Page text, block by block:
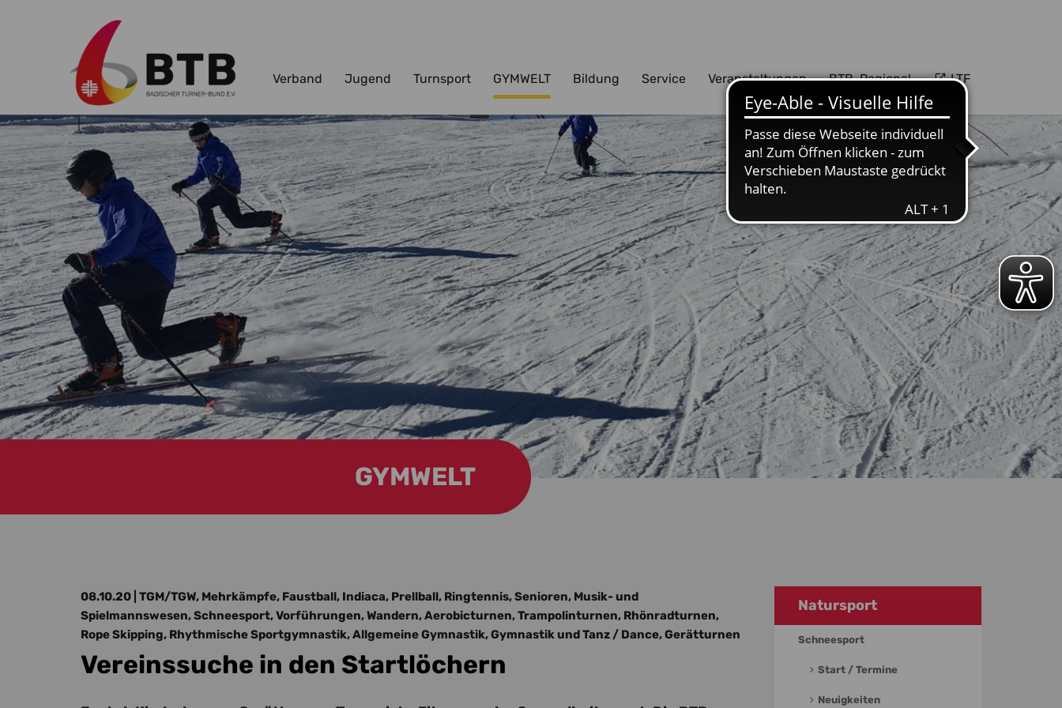
Zum Hauptinhalt springen
Verband Jugend Turnsport GYMWELT Bildung Service Veranstaltungen BTB-Regional LTF
GYMWELT
08.10.20 | TGM/TGW, Mehrkämpfe, Faustball, Indiaca, Prellball, Ringtennis, Senioren, Musik- und
Spielmannswesen, Schneesport, Vorführungen, Wandern, Aerobicturnen, Trampolinturnen, Rhönradturnen,
Rope Skipping, Rhythmische Sportgymnastik, Allgemeine Gymnastik, Gymnastik und Tanz / Dance, Gerätturnen
Vereinssuche in den Startlöchern
Natursport
Schneesport
Start / Termine
Neuigkeiten